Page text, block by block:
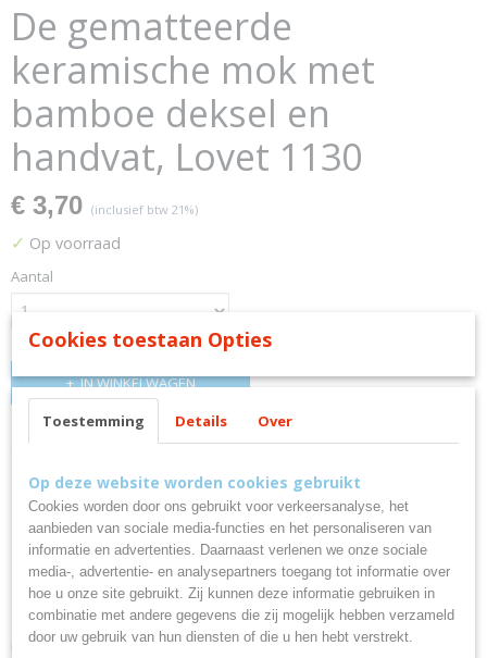
De gematteerde
keramische mok met
bamboe deksel en
handvat, Lovet 1130
€ 3,70 (inclusief btw 21%)
✓ Op voorraad
Aantal
IN WINKELWAGEN
De gematteerde keramische mok
met bamboe deksel en handvat,
Lovet 1130
Bamboe / is lasergraveerbaar
Cookies toestaan Opties
Toestemming Details Over
Op deze website worden cookies gebruikt
Cookies worden door ons gebruikt voor verkeersanalyse, het
aanbieden van sociale media-functies en het personaliseren van
informatie en advertenties. Daarnaast verlenen we onze sociale
media-, advertentie- en analysepartners toegang tot informatie over
hoe u onze site gebruikt. Zij kunnen deze informatie gebruiken in
combinatie met andere gegevens die zij mogelijk hebben verzameld
door uw gebruik van hun diensten of die u hen hebt verstrekt.